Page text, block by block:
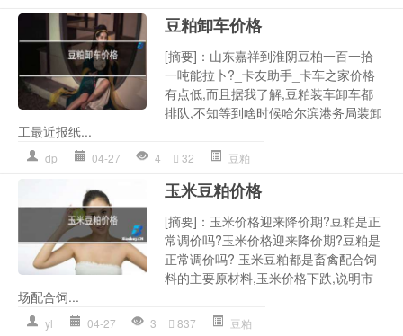
豆粕卸车价格
[摘要]：山东嘉祥到淮阴豆柏一百一拾
一吨能拉卜?_卡友助手_卡车之家价格
有点低,而且据我了解,豆粕装车卸车都
排队,不知等到啥时候哈尔滨港务局装卸
工最近报纸...
dp 04-27 4 32 豆粕
玉米豆粕价格
[摘要]：玉米价格迎来降价期?豆粕是正
常调价吗?玉米价格迎来降价期?豆粕是
正常调价吗? 玉米豆粕都是畜禽配合饲
料的主要原材料,玉米价格下跌,说明市
场配合饲...
yl 04-27 3 837 豆粕